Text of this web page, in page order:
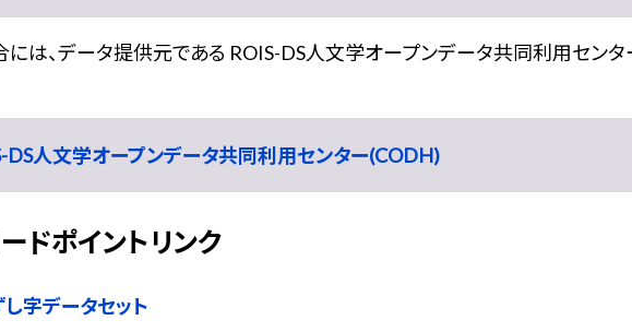
は、データ提供元である ROIS-DS人文学オープンデータ共同利用セン
DS人文学オープンデータ共同利用センター(CODH)
ドポイントリンク
字データセット